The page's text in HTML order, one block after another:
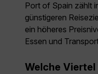
Port of Spain zählt
günstigeren
ein höheres
Essen und
Welche